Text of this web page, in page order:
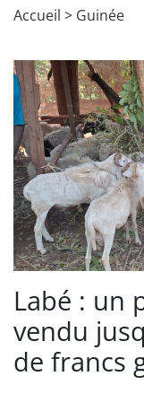
Accueil > Guinée
Labé : un
vendu
de francs